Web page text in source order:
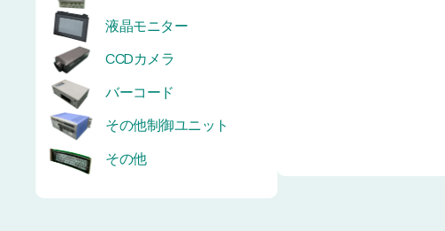
液晶モニター
CCDカメラ
バーコード
その他制御ユニット
その他